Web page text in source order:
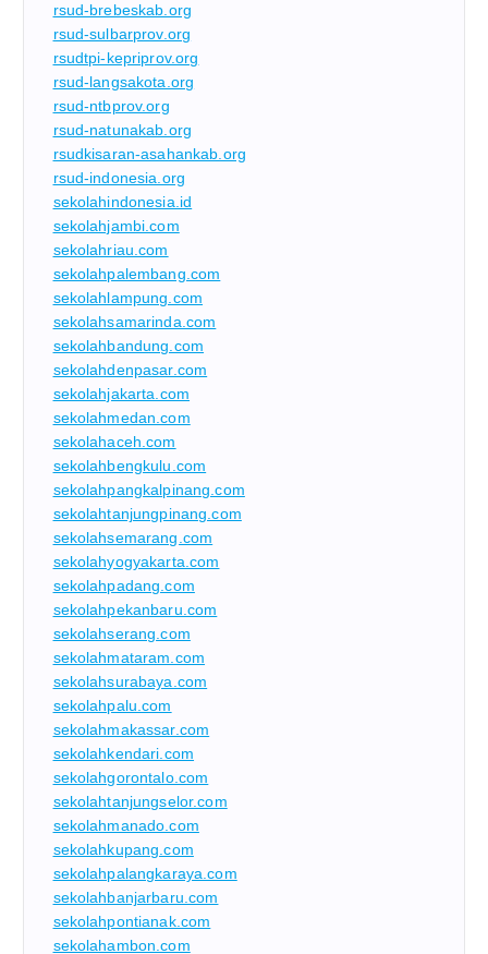
rsud-brebeskab.org
rsud-sulbarprov.org
rsudtpi-kepriprov.org
rsud-langsakota.org
rsud-ntbprov.org
rsud-natunakab.org
rsudkisaran-asahankab.org
rsud-indonesia.org
sekolahindonesia.id
sekolahjambi.com
sekolahriau.com
sekolahpalembang.com
sekolahlampung.com
sekolahsamarinda.com
sekolahbandung.com
sekolahdenpasar.com
sekolahjakarta.com
sekolahmedan.com
sekolahaceh.com
sekolahbengkulu.com
sekolahpangkalpinang.com
sekolahtanjungpinang.com
sekolahsemarang.com
sekolahyogyakarta.com
sekolahpadang.com
sekolahpekanbaru.com
sekolahserang.com
sekolahmataram.com
sekolahsurabaya.com
sekolahpalu.com
sekolahmakassar.com
sekolahkendari.com
sekolahgorontalo.com
sekolahtanjungselor.com
sekolahmanado.com
sekolahkupang.com
sekolahpalangkaraya.com
sekolahbanjarbaru.com
sekolahpontianak.com
sekolahambon.com